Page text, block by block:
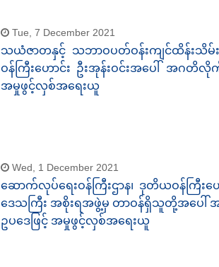
Tue, 7 December 2021
သယံဇာတနှင့် သဘာဝပတ်ဝန်းကျင်ထိန်းသိမ်းရ
ဝန်ကြီးဟောင်း ဦးအုန်းဝင်းအပေါ် အဂတိလို
အမှုဖွင့်လှစ်အရေးယူ
Wed, 1 December 2021
ဆောက်လုပ်ရေးဝန်ကြီးဌာန၊ ဒုတိယဝန်ကြီးဟ
ဒေသကြီး အစိုးရအဖွဲ့မှ တာဝန်ရှိသူတို့အပေါ်
ဥပဒေဖြင့် အမှုဖွင့်လှစ်အရေးယူ